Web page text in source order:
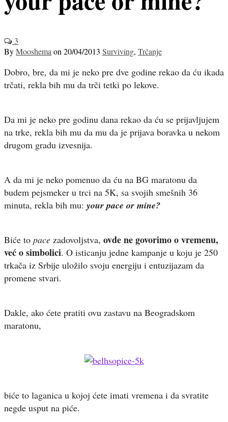
3
ByMooshema on 20/04/2013 Surviving, Trčanje
Dobro, bre, da mi je neko pre dve godine rekao da ću ikada
trčati, rekla bih mu da trči tetki po lekove.
Da mi je neko pre godinu dana rekao da ću se prijavljujem
na trke, rekla bih mu da mu da je prijava boravka u nekom
drugom gradu izvesnija.
A da mi je neko pomenuo da ću na BG maratonu da
budem pejsmeker u trci na 5K, sa svojih smešnih 36
minuta, rekla bih mu: your pace or mine?
Biće to pace zadovoljstva, ovde ne govorimo o vremenu,
već o simbolici. O isticanju jedne kampanje u koju je 250
trkača iz Srbije uložilo svoju energiju i entuzijazam da
promene stvari.
Dakle, ako ćete pratiti ovu zastavu na Beogradskom
maratonu,
biće to laganica u kojoj ćete imati vremena i da svratite
negde usput na piće.